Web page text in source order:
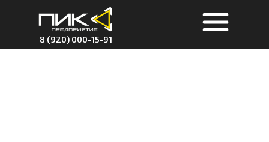
8 (920) 000-15-91